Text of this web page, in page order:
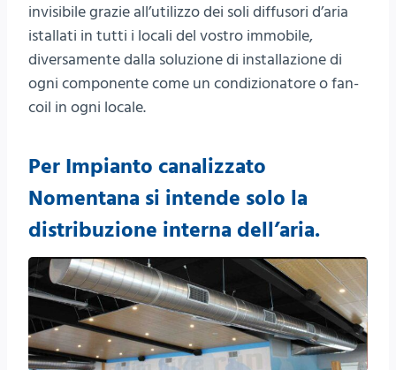
invisibile grazie all’utilizzo dei soli diffusori d’aria
istallati in tutti i locali del vostro immobile,
diversamente dalla soluzione di installazione di
ogni componente come un condizionatore o fan-
coil in ogni locale.
Per Impianto canalizzato
Nomentana si intende solo la
distribuzione interna dell’aria.